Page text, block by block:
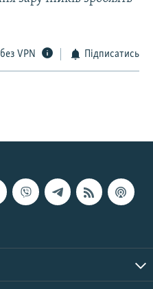
VPN Підписатись